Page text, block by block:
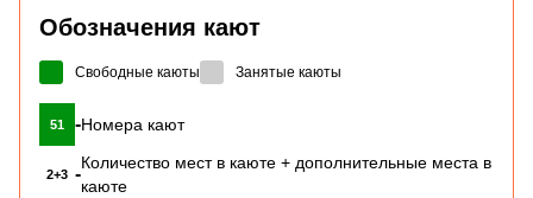
Обозначения кают
Свободные каюты Занятые каюты
51 -Номера кают
2+3 -
Количество мест в каюте + дополнительные места в
каюте